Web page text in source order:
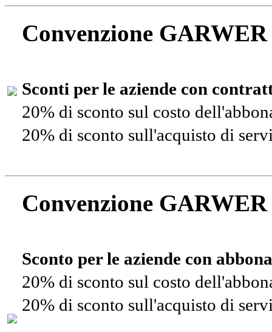
Convenzione
Sconti per le aziende con
20% di sconto sul costo
20% di sconto sull'acquisto di
Convenzione
Sconto per le aziende con
20% di sconto sul costo
20% di sconto sull'acquisto di